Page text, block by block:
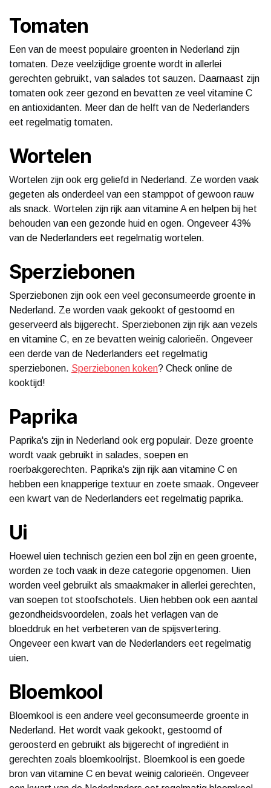
Tomaten
Een van de meest populaire groenten in Nederland zijn
tomaten. Deze veelzijdige groente wordt in allerlei
gerechten gebruikt, van salades tot sauzen. Daarnaast zijn
tomaten ook zeer gezond en bevatten ze veel vitamine C
en antioxidanten. Meer dan de helft van de Nederlanders
eet regelmatig tomaten.
Wortelen
Wortelen zijn ook erg geliefd in Nederland. Ze worden vaak
gegeten als onderdeel van een stamppot of gewoon rauw
als snack. Wortelen zijn rijk aan vitamine A en helpen bij het
behouden van een gezonde huid en ogen. Ongeveer 43%
van de Nederlanders eet regelmatig wortelen.
Sperziebonen
Sperziebonen zijn ook een veel geconsumeerde groente in
Nederland. Ze worden vaak gekookt of gestoomd en
geserveerd als bijgerecht. Sperziebonen zijn rijk aan vezels
en vitamine C, en ze bevatten weinig calorieën. Ongeveer
een derde van de Nederlanders eet regelmatig
sperziebonen. Sperziebonen koken? Check online de
kooktijd!
Paprika
Paprika's zijn in Nederland ook erg populair. Deze groente
wordt vaak gebruikt in salades, soepen en
roerbakgerechten. Paprika's zijn rijk aan vitamine C en
hebben een knapperige textuur en zoete smaak. Ongeveer
een kwart van de Nederlanders eet regelmatig paprika.
Ui
Hoewel uien technisch gezien een bol zijn en geen groente,
worden ze toch vaak in deze categorie opgenomen. Uien
worden veel gebruikt als smaakmaker in allerlei gerechten,
van soepen tot stoofschotels. Uien hebben ook een aantal
gezondheidsvoordelen, zoals het verlagen van de
bloeddruk en het verbeteren van de spijsvertering.
Ongeveer een kwart van de Nederlanders eet regelmatig
uien.
Bloemkool
Bloemkool is een andere veel geconsumeerde groente in
Nederland. Het wordt vaak gekookt, gestoomd of
geroosterd en gebruikt als bijgerecht of ingrediënt in
gerechten zoals bloemkoolrijst. Bloemkool is een goede
bron van vitamine C en bevat weinig calorieën. Ongeveer